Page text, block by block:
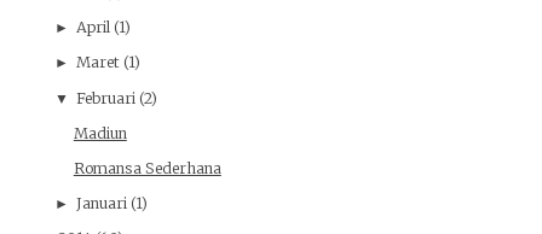
► April (1)
► Maret (1)
▼ Februari (2)
Madiun
Romansa Sederhana
► Januari (1)